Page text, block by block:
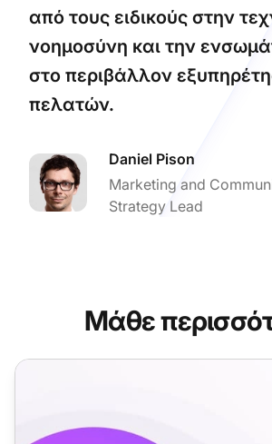
από τους ειδικούς στην
νοημοσύνη και την
στο περιβάλλον
πελατών.
Daniel Pison
Marketing and
Strategy Lead
Μάθε
Ενσωμάτωση Twitter για Υποστήριξη